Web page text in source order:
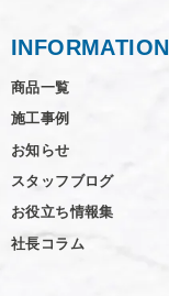
INFORMATION
商品一覧
施工事例
お知らせ
スタッフブログ
お役立ち情報集
社長コラム